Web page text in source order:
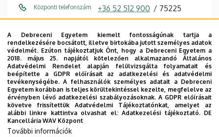
Központi telefonszám +36 52 512 900 75225
Cím 4028 Debrecen, Kassai út 26.
Épület Informatikai Kar épület
Emelet, ajtó
2. emelet, I225 (oktatói
szoba)
Weboldal
Szervezeti weboldal
A Debreceni Egyetem kiemelt fontosságúnak tartja a
rendelkezésére bocsátott, illetve birtokába jutott személyes adatok
védelmét. Ezúton tájékoztatjuk Önt, hogy a Debreceni Egyetem a
2018. május 25. napjától kötelezően alkalmazandó Általános
Adatvédelmi Rendelet alapján felülvizsgálta folyamatait és
beépítette a GDPR előírásait az adatkezelési és adatvédelmi
tevékenységébe. A felhasználók személyes adatait a Debreceni
Egyetem korábban is teljes körültekintéssel kezelte, megfelelve az
érvényben lévő adatkezelési szabályozásoknak. A GDPR előírásait
követve frissítettük Adatvédelmi Tájékoztatónkat, amelyet az
alábbi linkre kattintva olvashat el:Adatkezelési tájékoztató. DE
Kancellária WAV Központ
További információk